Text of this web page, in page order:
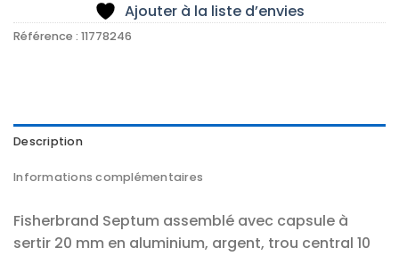
Ajouter à la liste d’envies
Référence : 11778246
Description
Informations complémentaires
Fisherbrand Septum assemblé avec capsule à
sertir 20 mm en aluminium, argent, trou central 10